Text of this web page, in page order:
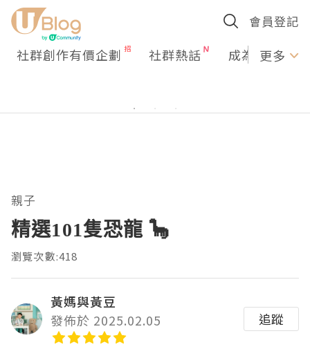
會員登記
社群創作有價企劃 社群熱話 成為U更多
親子
精選101隻恐龍 🦕
瀏覽次數:418
黃媽與黃豆
發佈於 2025.02.05
追蹤